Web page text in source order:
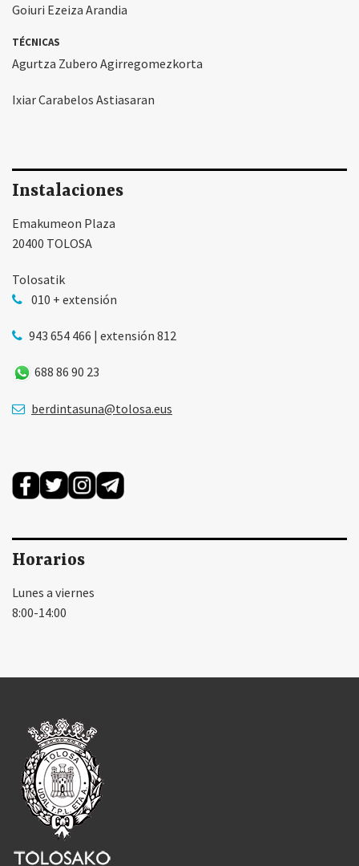
Goiuri Ezeiza Arandia
TÉCNICAS
Agurtza Zubero Agirregomezkorta
Ixiar Carabelos Astiasaran
Instalaciones
Emakumeon Plaza
20400 TOLOSA
Tolosatik
010 + extensión
943 654 466 | extensión 812
688 86 90 23
berdintasuna@tolosa.eus
Horarios
Lunes a viernes
8:00-14:00